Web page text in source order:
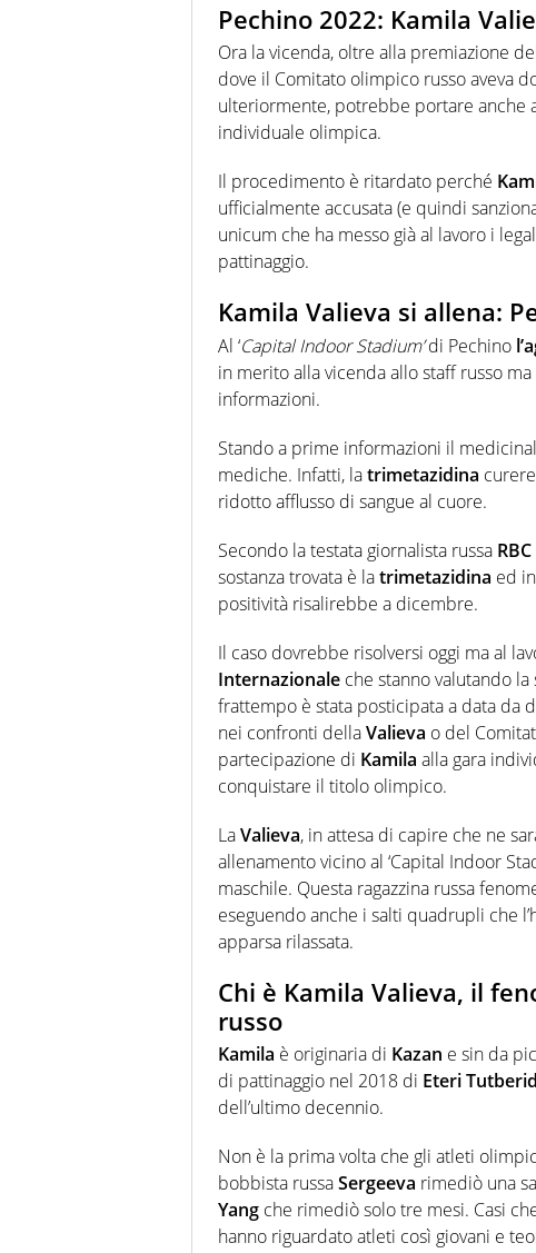
Pechino 2022: Kamila
Ora la vicenda, oltre alla premiazione
dove il Comitato olimpico russo aveva
ulteriormente, potrebbe portare anche
individuale olimpica.
Il procedimento è ritardato perché
ufficialmente accusata (e quindi
unicum che ha messo già al lavoro i
pattinaggio.
Kamila Valieva si allena:
Al ‘Capital Indoor Stadium’di Pechino
in merito alla vicenda allo staff russo
informazioni.
Stando a prime informazioni il
mediche. Infatti, latrimetazidina
ridotto afflusso di sangue al cuore.
Secondo la testata giornalista russa
sostanza trovata è latrimetazidina ed
positività risalirebbe a dicembre.
Il caso dovrebbe risolversi oggi ma al
Internazionale che stanno valutando
frattempo è stata posticipata a data da
nei confronti dellaValieva o del
partecipazione di Kamila alla gara
conquistare il titolo olimpico.
LaValieva, in attesa di capire che ne
allenamento vicino al ‘Capital Indoor
maschile. Questa ragazzina russa
eseguendo anche i salti quadrupli che
apparsa rilassata.
Chi è Kamila Valieva, il
russo
Kamila è originaria di Kazan e sin da
di pattinaggio nel 2018 di Eteri
dell’ultimo decennio.
Non è la prima volta che gli atleti
bobbista russaSergeeva rimediò una
Yang che rimediò solo tre mesi. Casi
hanno riguardato atleti così giovani e